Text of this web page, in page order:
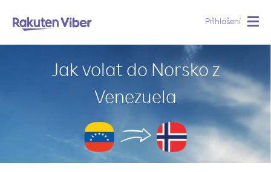
Přihlášení
Jak volat do Norsko z
Venezuela